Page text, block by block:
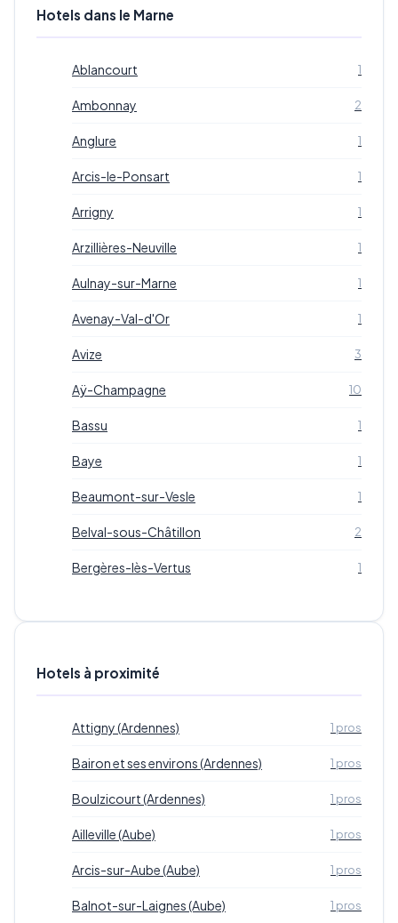
Hotels dans le Marne
Ablancourt 1
Ambonnay 2
Anglure 1
Arcis-le-Ponsart 1
Arrigny 1
Arzillières-Neuville 1
Aulnay-sur-Marne 1
Avenay-Val-d'Or 1
Avize 3
Aÿ-Champagne 10
Bassu 1
Baye 1
Beaumont-sur-Vesle 1
Belval-sous-Châtillon 2
Bergères-lès-Vertus 1
Hotels à proximité
Attigny (Ardennes) 1 pros
Bairon et ses environs (Ardennes) 1 pros
Boulzicourt (Ardennes) 1 pros
Ailleville (Aube) 1 pros
Arcis-sur-Aube (Aube) 1 pros
Balnot-sur-Laignes (Aube) 1 pros